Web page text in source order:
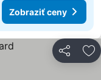
Zobraziť ceny
Zdieľať